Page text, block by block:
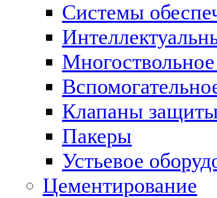
Cистемы
Клапаны
Пакеры
Устьевое
Цементирование